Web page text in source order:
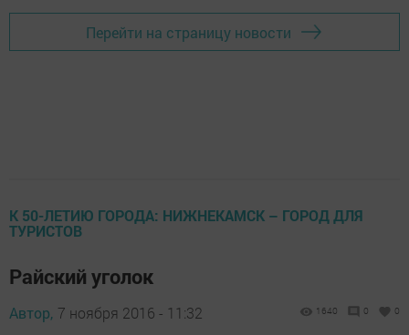
Перейти на страницу новости
К 50-ЛЕТИЮ ГОРОДА: НИЖНЕКАМСК – ГОРОД ДЛЯ
ТУРИСТОВ
Райский уголок
Автор, 7 ноября 2016 - 11:32 1640 0 0